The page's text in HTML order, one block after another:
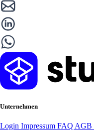
Unternehmen
Login Impressum FAQ AGB